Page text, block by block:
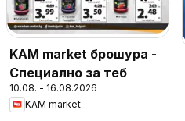
KAM market брошура -
Специално за теб
10.08. - 16.08.2026
KAM market